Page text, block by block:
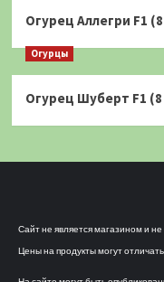
Огурец Аллегри F1
Огурцы
Огурец Шуберт F1
Сайт не является магазином и
Цены на продукты могут